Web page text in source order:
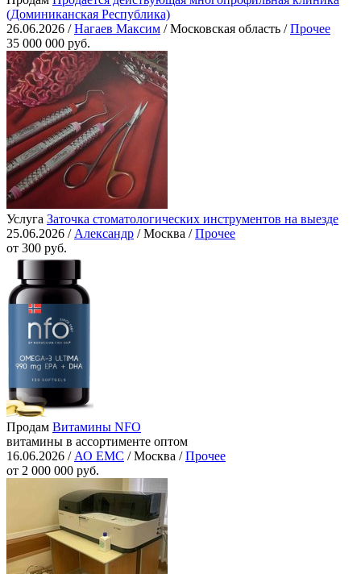
(Доминиканская Республика)
26.06.2026 /Нагаев Максим / Московская область /Прочее
35 000 000 руб.
Услуга Заточка стоматологических инструментов на выезде
25.06.2026 / Александр / Москва /Прочее
от 300 руб.
Продам Витамины NFO
витамины в ассортименте оптом
16.06.2026 / АО ЕМС / Москва /Прочее
от 2 000 000 руб.